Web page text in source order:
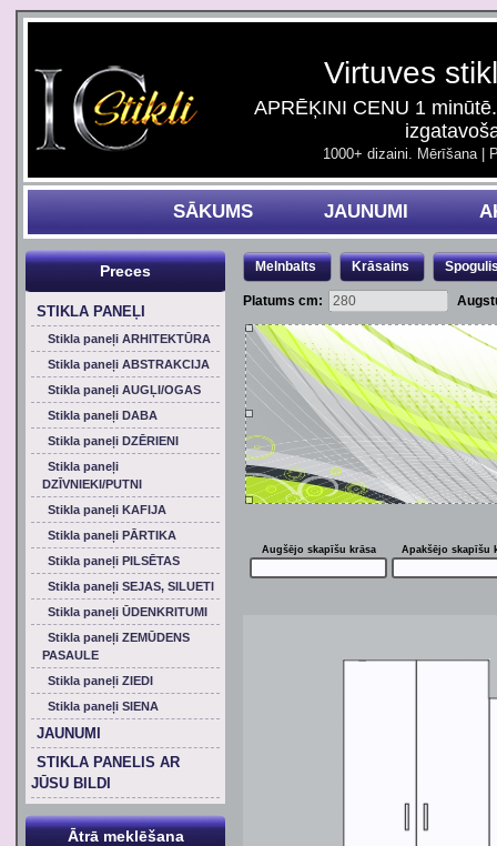
Virtuves
APRĒĶINI CENU 1
1000+ dizaini. Mērīšana |
SĀKUMS JAUNUMI
Melnbalts Krāsains
Platums cm:
Augšējo skapīšu krāsa Apakšējo skapīšu
Preces
STIKLA PANEĻI
Stikla paneļi ARHITEKTŪRA
Stikla paneļi ABSTRAKCIJA
Stikla paneļi AUGĻI/OGAS
Stikla paneļi DABA
Stikla paneļi DZĒRIENI
Stikla paneļi
DZĪVNIEKI/PUTNI
Stikla paneļi KAFIJA
Stikla paneļi PĀRTIKA
Stikla paneļi PILSĒTAS
Stikla paneļi SEJAS, SILUETI
Stikla paneļi ŪDENKRITUMI
Stikla paneļi ZEMŪDENS
PASAULE
Stikla paneļi ZIEDI
Stikla paneļi SIENA
JAUNUMI
STIKLA PANELIS AR
JŪSU BILDI
Ātrā meklēšana